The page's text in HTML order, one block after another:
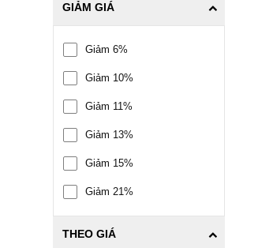
GIẢM GIÁ
Giảm 6%
Giảm 10%
Giảm 11%
Giảm 13%
Giảm 15%
Giảm 21%
THEO GIÁ